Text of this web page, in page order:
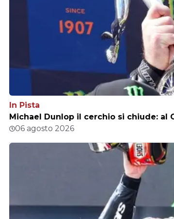
In Pista
Michael Dunlop il cerchio si chiude: al
06 agosto 2026